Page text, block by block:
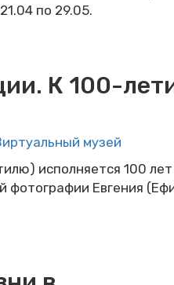
по 29.05.
К 100-
музей
исполняется 100 лет
фотографии Евгения